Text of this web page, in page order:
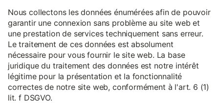
Nous collectons les données énumérées afin de pouvoir
garantir une connexion sans problème au site web et
une prestation de services techniquement sans erreur.
Le traitement de ces données est absolument
nécessaire pour vous fournir le site web. La base
juridique du traitement des données est notre intérêt
légitime pour la présentation et la fonctionnalité
correctes de notre site web, conformément à l'art. 6 (1)
lit. f DSGVO.